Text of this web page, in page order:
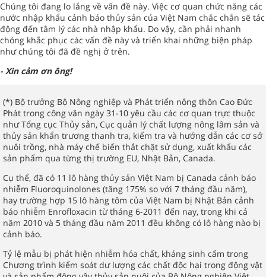
Chúng tôi đang lo lắng về vấn đề này. Việc cơ quan chức năng các
nước nhập khẩu cảnh báo thủy sản của Việt Nam chắc chắn sẽ tác
động đến tâm lý các nhà nhập khẩu. Do vậy, cần phải nhanh
chóng khắc phục các vấn đề này và triển khai những biện pháp
như chúng tôi đã đề nghị ở trên.
- Xin cảm ơn ông!
(*) Bộ trưởng Bộ Nông nghiệp và Phát triển nông thôn Cao Đức
Phát trong công văn ngày 31-10 yêu cầu các cơ quan trực thuộc
như Tổng cục Thủy sản, Cục quản lý chất lượng nông lâm sản và
thủy sản khẩn trương thanh tra, kiểm tra và hướng dẫn các cơ sở
nuôi trồng, nhà máy chế biến thắt chặt sử dụng, xuất khẩu các
sản phẩm qua từng thị trường EU, Nhật Bản, Canada.
Cụ thể, đã có 11 lô hàng thủy sản Việt Nam bị Canada cảnh báo
nhiễm Fluoroquinolones (tăng 175% so với 7 tháng đầu năm),
hay trường hợp 15 lô hàng tôm của Việt Nam bị Nhật Bản cảnh
báo nhiễm Enrofloxacin từ tháng 6-2011 đến nay, trong khi cả
năm 2010 và 5 tháng đầu năm 2011 đều không có lô hàng nào bị
cảnh báo.
Tỷ lệ mẫu bị phát hiện nhiễm hóa chất, kháng sinh cấm trong
Chương trình kiểm soát dư lượng các chất độc hại trong động vật